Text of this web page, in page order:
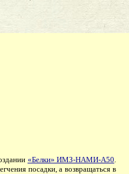
«Белки» ИМЗ-НАМИ-А50.
посадки, а возвращаться в